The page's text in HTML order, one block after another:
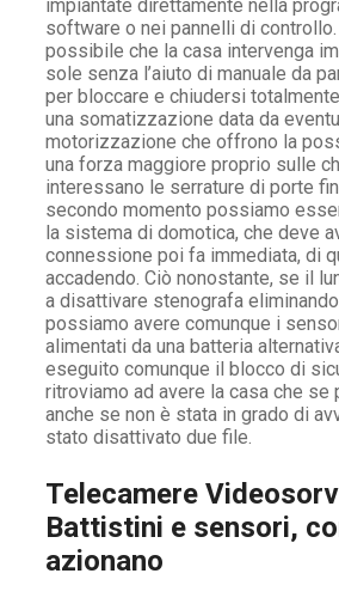
impiantate direttamente nella
software o nei pannelli di
possibile che la casa intervenga
sole senza l’aiuto di manuale da
per bloccare e chiudersi
una somatizzazione data da
motorizzazione che offrono la
una forza maggiore proprio sulle
interessano le serrature di porte
secondo momento possiamo
la sistema di domotica, che deve
connessione poi fa immediata, di
accadendo. Ciò nonostante, se il
a disattivare stenografa
possiamo avere comunque i
alimentati da una batteria
eseguito comunque il blocco di
ritroviamo ad avere la casa che se
anche se non è stata in grado di
stato disattivato due file.
Telecamere
Battistini e sensori,
azionano